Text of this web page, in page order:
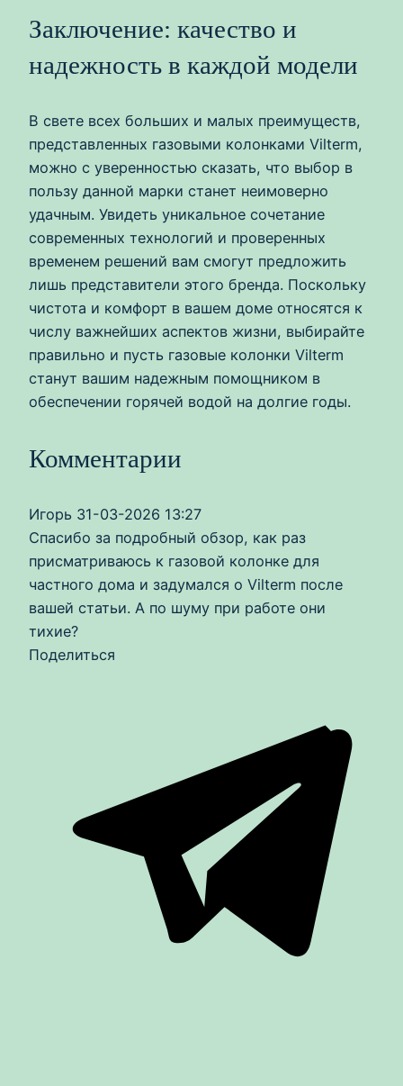
Заключение: качество и
надежность в каждой модели
В свете всех больших и малых преимуществ,
представленных газовыми колонками Vilterm,
можно с уверенностью сказать, что выбор в
пользу данной марки станет неимоверно
удачным. Увидеть уникальное сочетание
современных технологий и проверенных
временем решений вам смогут предложить
лишь представители этого бренда. Поскольку
чистота и комфорт в вашем доме относятся к
числу важнейших аспектов жизни, выбирайте
правильно и пусть газовые колонки Vilterm
станут вашим надежным помощником в
обеспечении горячей водой на долгие годы.
Комментарии
Игорь 31-03-2026 13:27
Спасибо за подробный обзор, как раз
присматриваюсь к газовой колонке для
частного дома и задумался о Vilterm после
вашей статьи. А по шуму при работе они
тихие?
Поделиться